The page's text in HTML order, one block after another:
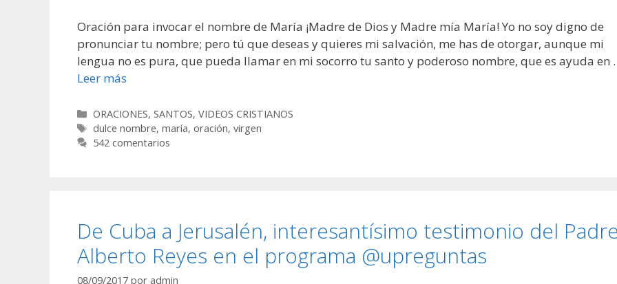
Oración para invocar el nombre de María ¡Madre de Dios y Madre mía María! Yo no soy digno de
pronunciar tu nombre; pero tú que deseas y quieres mi salvación, me has de otorgar, aunque mi
lengua no es pura, que pueda llamar en mi socorro tu santo y poderoso nombre, que es ayuda en
Leer más
Categorías
ORACIONES,SANTOS,VIDEOS CRISTIANOS
Etiquetas
dulce nombre,maría,oración,virgen
542 comentarios
De Cuba a Jerusalén, interesantísimo testimonio del
Alberto Reyes en el programa @upreguntas
08/09/2017 por admin